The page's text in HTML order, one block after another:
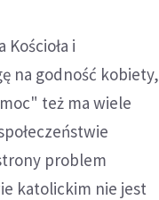
i
na godność kobiety,
też ma wiele
problem
katolickim nie jest